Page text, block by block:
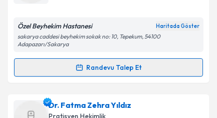
Kişisel verilerimin işlenmesine ilişkinAydınlatma
'ni okudum ve kişisel verilerimin belirtilen
kapsamda işlenmesini kabul ediyorum.
Takvim Talebini Gönder
Özel Beyhekim Hastanesi Haritada Göster
sakarya caddesi beyhekim sokak no: 10, Tepekum, 54100
Adapazarı/Sakarya
Randevu Talep Et
Randevu Takvimi Talebi
Dr. Ercan Serinceiçin randevu takvimi talebi
oluşturun. Size bu uzmandan randevu almanız için bir
Dr. Fatma Zehra Yıldız
Pratisyen Hekimlik